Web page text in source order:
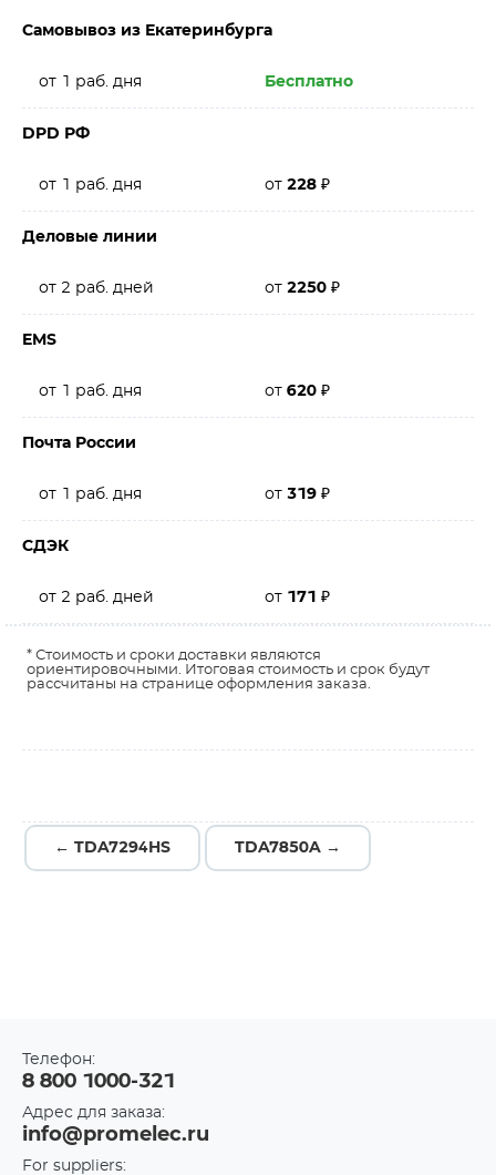
Самовывоз из Екатеринбурга
от 1 раб. дня Бесплатно
DPD РФ
от 1 раб. дня от 228 ₽
Деловые линии
от 2 раб. дней от 2250 ₽
EMS
от 1 раб. дня от 620 ₽
Почта России
от 1 раб. дня от 319 ₽
СДЭК
от 2 раб. дней от 171 ₽
* Стоимость и сроки доставки являются
ориентировочными. Итоговая стоимость и срок будут
рассчитаны на странице оформления заказа.
← TDA7294HS TDA7850A →
Телефон:
8 800 1000-321
Адрес для заказа:
info@promelec.ru
For suppliers: